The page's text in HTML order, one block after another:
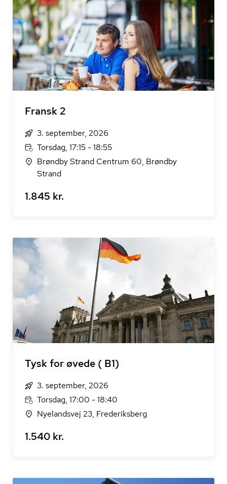
Fransk 2
3. september, 2026
Torsdag, 17:15 - 18:55
Brøndby Strand Centrum 60, Brøndby
Strand
1.845 kr.
Tysk for øvede ( B1)
3. september, 2026
Torsdag, 17:00 - 18:40
Nyelandsvej 23, Frederiksberg
1.540 kr.